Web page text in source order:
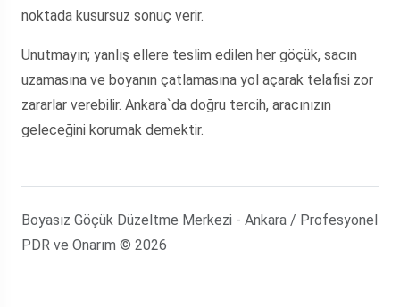
noktada kusursuz sonuç verir.
Unutmayın; yanlış ellere teslim edilen her göçük, sacın
uzamasına ve boyanın çatlamasına yol açarak telafisi zor
zararlar verebilir. Ankara`da doğru tercih, aracınızın
geleceğini korumak demektir.
Boyasız Göçük Düzeltme Merkezi - Ankara / Profesyonel
PDR ve Onarım © 2026